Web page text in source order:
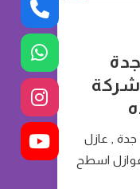
افضل شركة
, عازل
اسطح